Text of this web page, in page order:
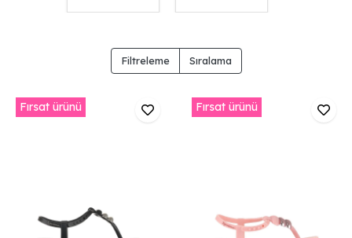
Filtreleme Sıralama
Fırsat ürünü Fırsat ürünü